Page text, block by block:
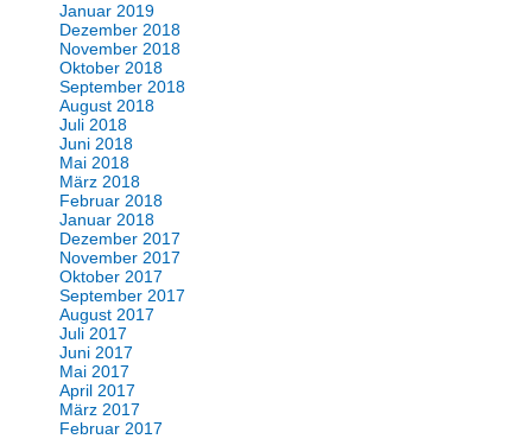
Januar 2019
Dezember 2018
November 2018
Oktober 2018
September 2018
August 2018
Juli 2018
Juni 2018
Mai 2018
März 2018
Februar 2018
Januar 2018
Dezember 2017
November 2017
Oktober 2017
September 2017
August 2017
Juli 2017
Juni 2017
Mai 2017
April 2017
März 2017
Februar 2017